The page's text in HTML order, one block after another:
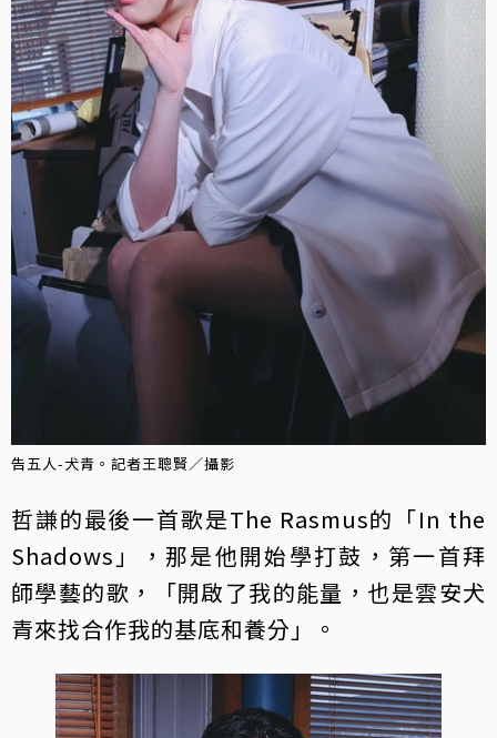
告五人-犬青。記者王聰賢／攝影
哲謙的最後一首歌是The Rasmus的「In the
Shadows」，那是他開始學打鼓，第一首拜
師學藝的歌，「開啟了我的能量，也是雲安犬
青來找合作我的基底和養分」。